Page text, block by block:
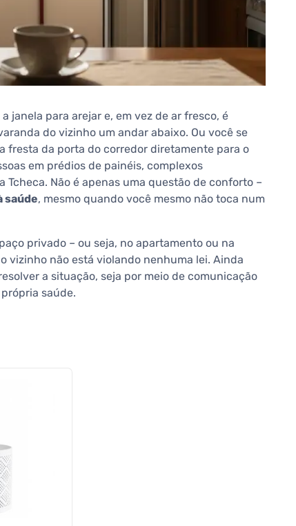
janela para arejar e, em vez de ar fresco, é
do vizinho um andar abaixo. Ou você se
fresta da porta do corredor diretamente para o
em prédios de painéis, complexos
Não é apenas uma questão de conforto –
saúde, mesmo quando você mesmo não toca num
privado – ou seja, no apartamento ou na
vizinho não está violando nenhuma lei. Ainda
a situação, seja por meio de comunicação
saúde.